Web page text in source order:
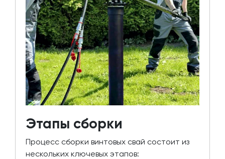
Этапы сборки
Процесс сборки винтовых свай состоит из
нескольких ключевых этапов: